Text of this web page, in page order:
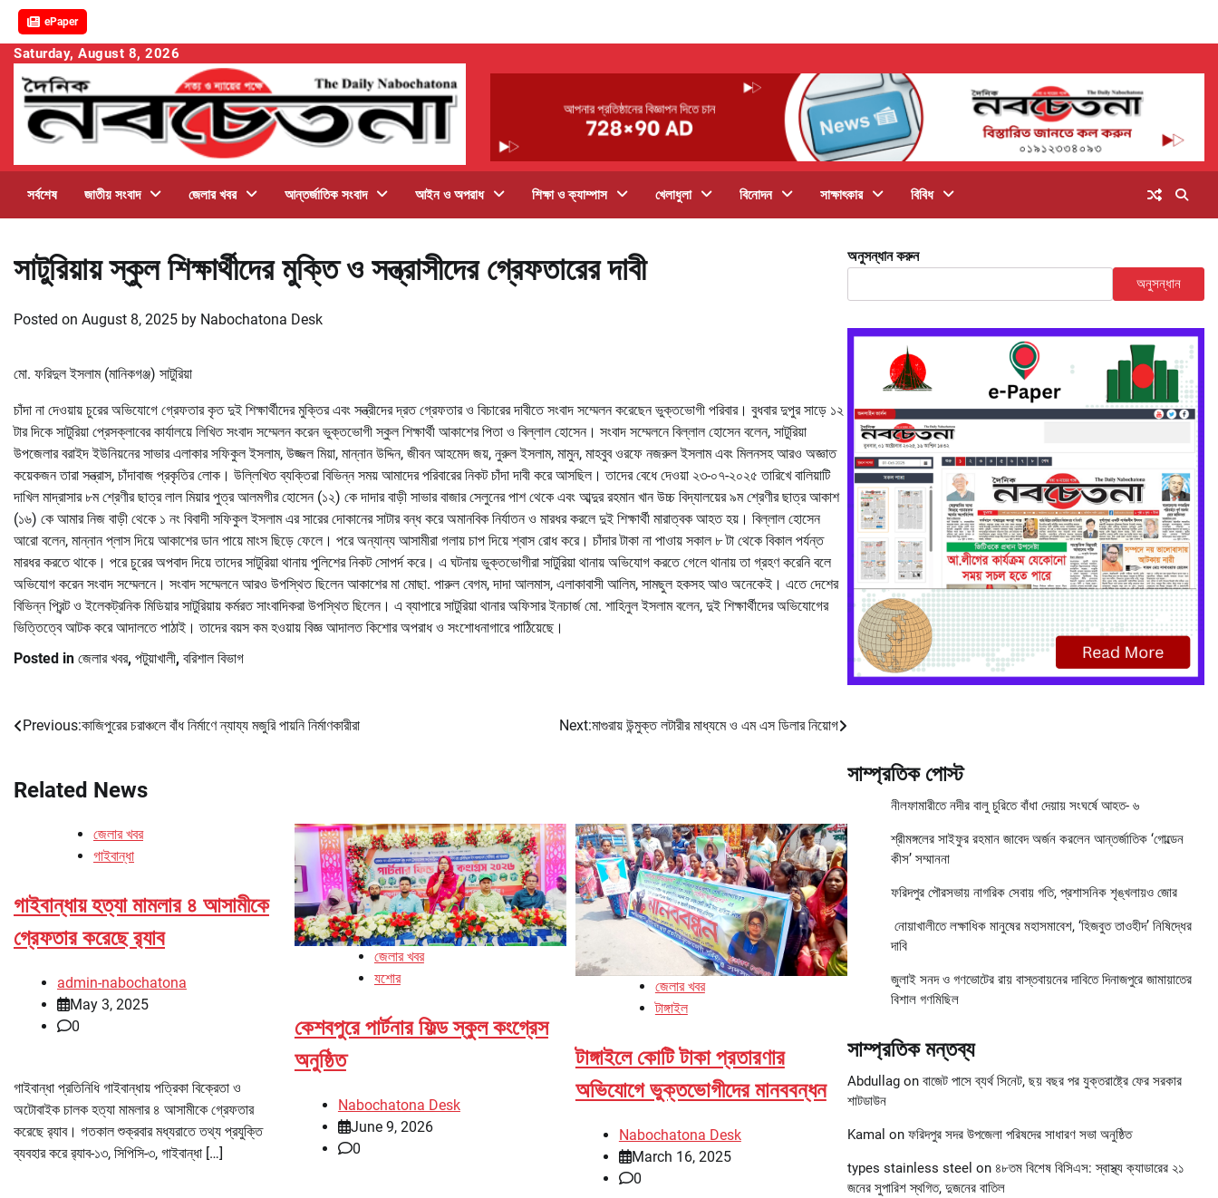
ePaper
Skip
content
Saturday, August 8, 2026
সর্বশেষ জাতীয় সংবাদ জেলার খবর আন্তর্জাতিক সংবাদ আইন ও অপরাধ শিক্ষা ও ক্যাম্পাস খেলাধুলা বিনোদন সাক্ষাৎকার বিবিধ
সাটুরিয়ায় স্কুল শিক্ষার্থীদের মুক্তি ও সন্ত্রাসীদের গ্রেফতারের দাবী
Posted on August 8, 2025 by Nabochatona Desk
মো. ফরিদুল ইসলাম (মানিকগঞ্জ) সাটুরিয়া
চাঁদা না দেওয়ায় চুরের অভিযোগে গ্রেফতার কৃত দুই শিক্ষার্থীদের মুক্তির এবং সন্ত্রীদের দ্রত গ্রেফতার ও বিচারের দাবীতে সংবাদ সম্মেলন করেছেন ভুক্তভোগী পরিবার। বুধবার দুপুর সাড়ে ১২
টার দিকে সাটুরিয়া প্রেসক্লাবের কার্যালয়ে লিখিত সংবাদ সম্মেলন করেন ভুক্তভোগী স্কুল শিক্ষার্থী আকাশের পিতা ও বিল্লাল হোসেন। সংবাদ সম্মেলনে বিল্লাল হোসেন বলেন, সাটুরিয়া
উপজেলার বরাইদ ইউনিয়নের সাভার এলাকার সফিকুল ইসলাম, উজ্জল মিয়া, মান্নান উদ্দিন, জীবন আহমেদ জয়, নুরুল ইসলাম, মামুন, মাহবুব ওরফে নজরুল ইসলাম এবং মিলনসহ আরও অজ্ঞাত
কয়েকজন তারা সন্ত্রাস, চাঁদাবাজ প্রকৃতির লোক। উল্লিখিত ব্যক্তিরা বিভিন্ন সময় আমাদের পরিবারের নিকট চাঁদা দাবী করে আসছিল। তাদের বেধে দেওয়া ২৩-০৭-২০২৫ তারিখে বালিয়াটি
দাখিল মাদ্রাসার ৮ম শ্রেণীর ছাত্র লাল মিয়ার পুত্র আলমগীর হোসেন (১২) কে দাদার বাড়ী সাভার বাজার সেলুনের পাশ থেকে এবং আব্দুর রহমান খান উচ্চ বিদ্যালয়ের ৯ম শ্রেণীর ছাত্র আকাশ
(১৬) কে আমার নিজ বাড়ী থেকে ১ নং বিবাদী সফিকুল ইসলাম এর সারের দোকানের সাটার বন্ধ করে অমানবিক নির্যাতন ও মারধর করলে দুই শিক্ষার্থী মারাত্বক আহত হয়। বিল্লাল হোসেন
আরো বলেন, মান্নান প্লাস দিয়ে আকাশের ডান পায়ে মাংস ছিড়ে ফেলে। পরে অন্যান্য আসামীরা গলায় চাপ দিয়ে শ্বাস রোধ করে। চাঁদার টাকা না পাওায় সকাল ৮ টা থেকে বিকাল পর্যন্ত
মারধর করতে থাকে। পরে চুরের অপবাদ দিয়ে তাদের সাটুরিয়া থানায় পুলিশের নিকট সোপর্দ করে। এ ঘটনায় ভুক্তভোগীরা সাটুরিয়া থানায় অভিযোগ করতে গেলে থানায় তা গ্রহণ করেনি বলে
অভিযোগ করেন সংবাদ সম্মেলনে। সংবাদ সম্মেলনে আরও উপস্থিত ছিলেন আকাশের মা মোছা. পারুল বেগম, দাদা আলমাস, এলাকাবাসী আলিম, সামছুল হকসহ আও অনেকেই। এতে দেশের
বিভিন্ন প্রিন্ট ও ইলেকট্রনিক মিডিয়ার সাটুরিয়ায় কর্মরত সাংবাদিকরা উপস্থিত ছিলেন। এ ব্যাপারে সাটুরিয়া থানার অফিসার ইনচার্জ মো. শাহিনুল ইসলাম বলেন, দুই শিক্ষার্থীদের অভিযোগের
ভিত্তিত্বে আটক করে আদালতে পাঠাই। তাদের বয়স কম হওয়ায় বিজ্ঞ আদালত কিশোর অপরাধ ও সংশোধনাগারে পাঠিয়েছে।
Posted in জেলার খবর, পটুয়াখালী, বরিশাল বিভাগ
Post
Previous:কাজিপুরের চরাঞ্চলে বাঁধ নির্মাণে ন্যায্য মজুরি পায়নি নির্মাণকারীরা Next:মাগুরায় উন্মুক্ত লটারীর মাধ্যমে ও এম এস ডিলার নিয়োগ
Related News
জেলার খবর
গাইবান্ধা
গাইবান্ধায় হত্যা মামলার ৪ আসামীকে
গ্রেফতার করেছে র‌্যাব
admin-nabochatona
May 3, 2025
0
গাইবান্ধা প্রতিনিধি গাইবান্ধায় পত্রিকা বিক্রেতা ও
অটোবাইক চালক হত্যা মামলার ৪ আসামীকে গ্রেফতার
করেছে র‌্যাব। গতকাল শুক্রবার মধ্যরাতে তথ্য প্রযুক্তি
ব্যবহার করে র‌্যাব-১৩, সিপিসি-৩, গাইবান্ধা […]
জেলার খবর
যশোর
কেশবপুরে পার্টনার ফিল্ড স্কুল কংগ্রেস
অনুষ্ঠিত
Nabochatona Desk
June 9, 2026
0
জেলার খবর
টাঙ্গাইল
টাঙ্গাইলে কোটি টাকা প্রতারণার
অভিযোগে ভুক্তভোগীদের মানববন্ধন
Nabochatona Desk
March 16, 2025
0
অনুসন্ধান করুন
অনুসন্ধান
সাম্প্রতিক পোস্ট
নীলফামারীতে নদীর বালু চুরিতে বাঁধা দেয়ায় সংঘর্ষে আহত- ৬
শ্রীমঙ্গলের সাইফুর রহমান জাবেদ অর্জন করলেন আন্তর্জাতিক ‘গোল্ডেন
কীস’ সম্মাননা
ফরিদপুর পৌরসভায় নাগরিক সেবায় গতি, প্রশাসনিক শৃঙ্খলায়ও জোর
নোয়াখালীতে লক্ষাধিক মানুষের মহাসমাবেশ, ‘হিজবুত তাওহীদ’ নিষিদ্ধের
দাবি
জুলাই সনদ ও গণভোটের রায় বাস্তবায়নের দাবিতে দিনাজপুরে জামায়াতের
বিশাল গণমিছিল
সাম্প্রতিক মন্তব্য
Abdullagon বাজেট পাসে ব্যর্থ সিনেট, ছয় বছর পর যুক্তরাষ্ট্রে ফের সরকার
শাটডাউন
Kamal on ফরিদপুর সদর উপজেলা পরিষদের সাধারণ সভা অনুষ্ঠিত
types stainless steel on ৪৮তম বিশেষ বিসিএস: স্বাস্থ্য ক্যাডারের ২১
জনের সুপারিশ স্থগিত, দুজনের বাতিল